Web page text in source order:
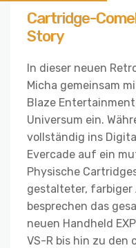
Cartridge-
Story
In dieser neuen
Micha gemeinsam
Blaze
Universum ein.
vollständig ins
Evercade auf ein
Physische
gestalteter, farbiger
besprechen das
neuen Handheld
VS-R bis hin zu den